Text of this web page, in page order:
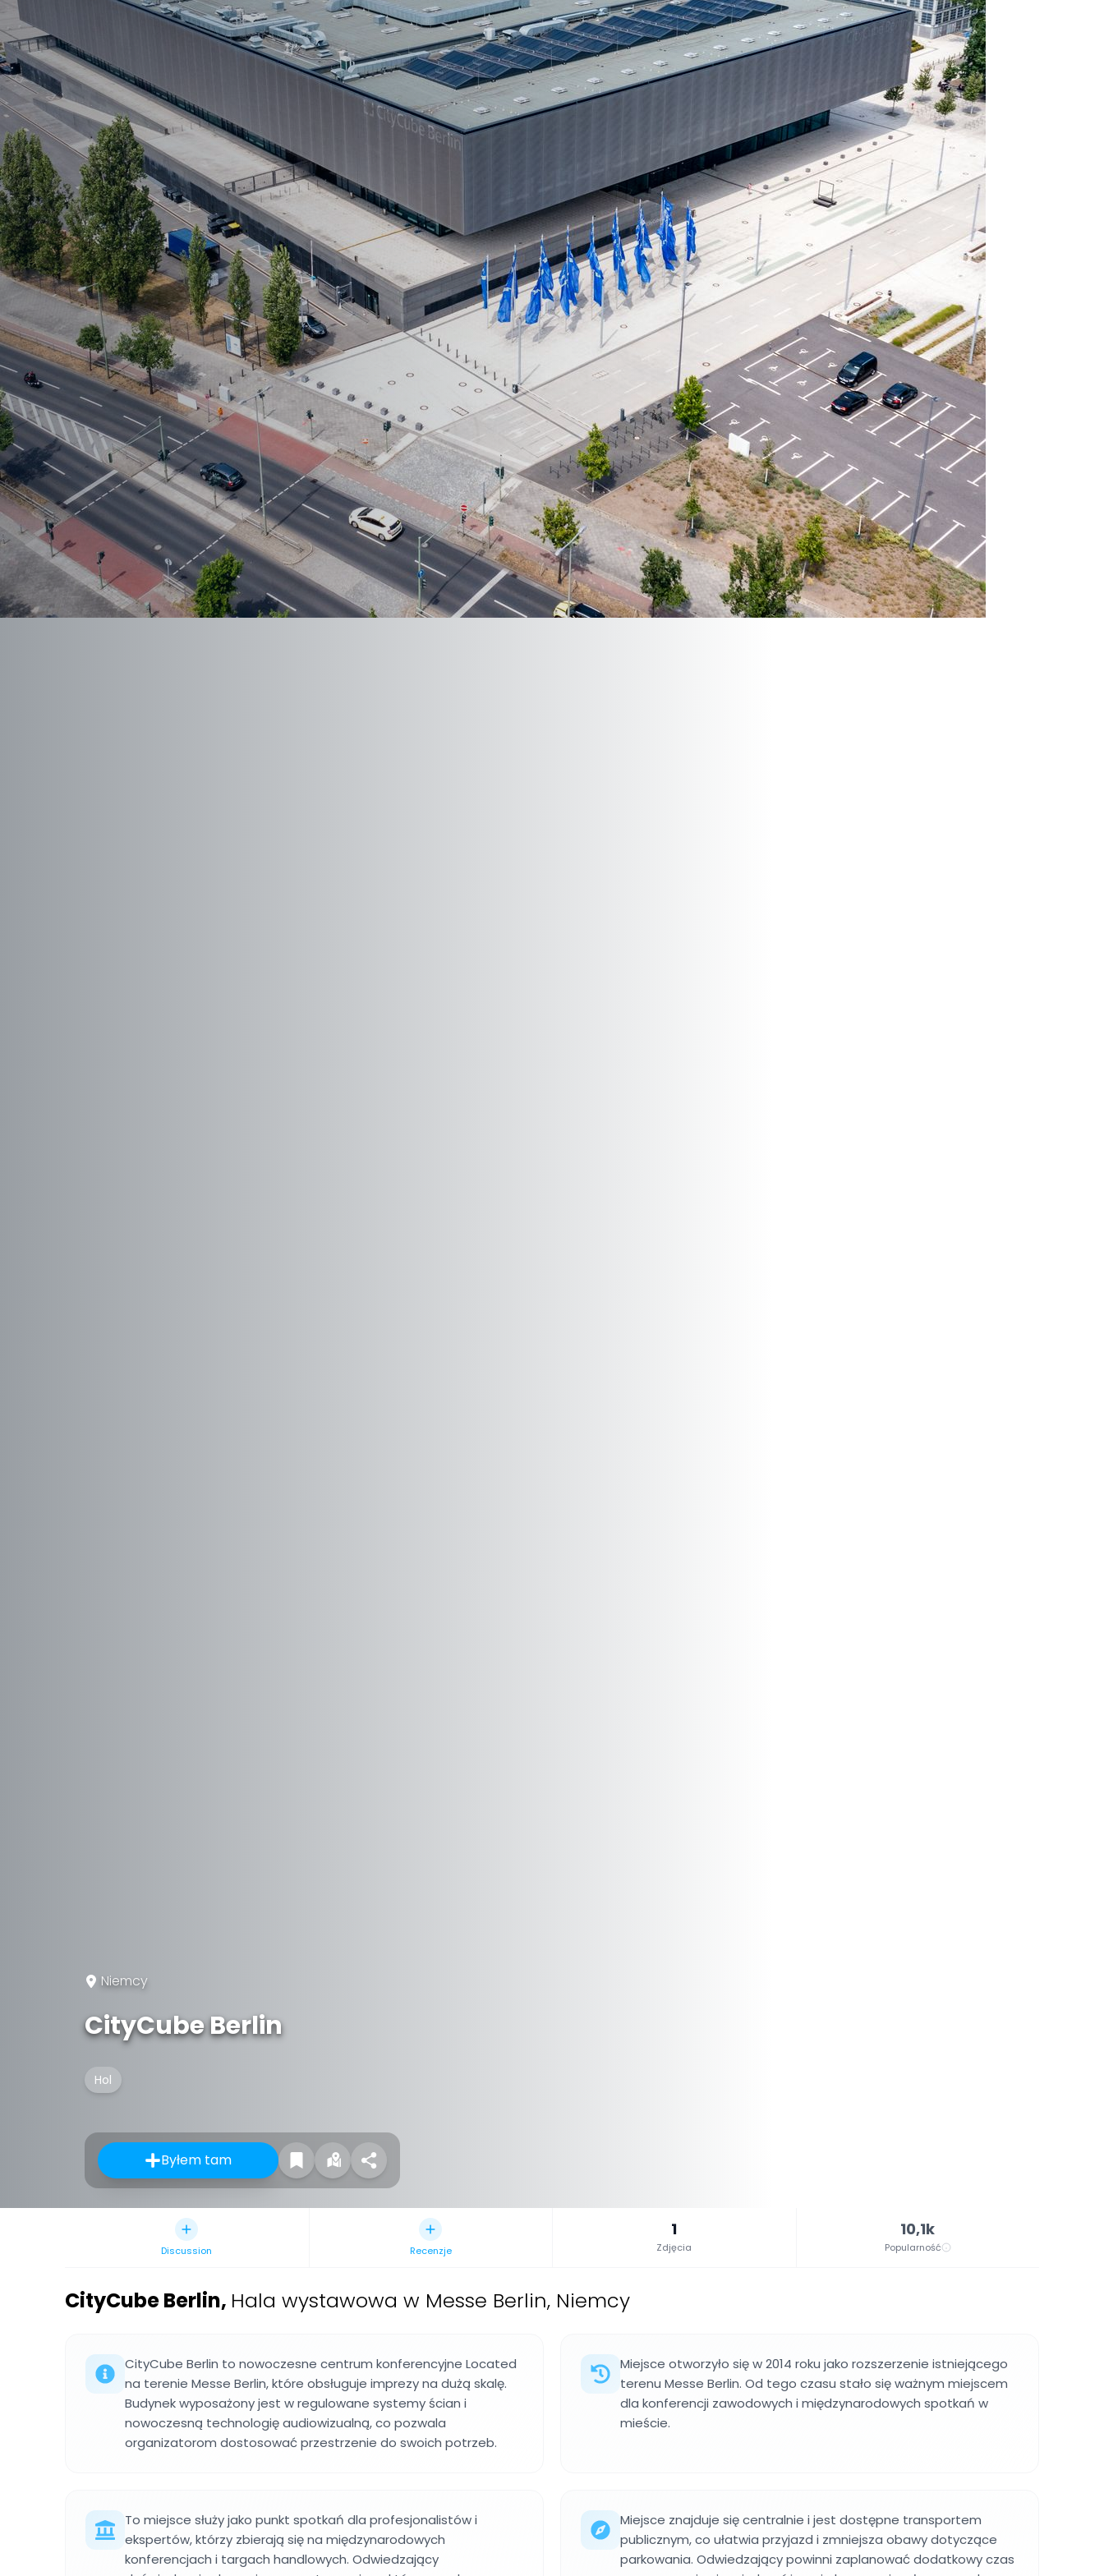
Niemcy
CityCube Berlin
Hol
Byłem tam
Discussion Recenzje
1
Zdjęcia
10,1k
Popularność
CityCube Berlin, Hala wystawowa w Messe Berlin, Niemcy
CityCube Berlin to nowoczesne centrum konferencyjne Located
na terenie Messe Berlin, które obsługuje imprezy na dużą skalę.
Budynek wyposażony jest w regulowane systemy ścian i
nowoczesną technologię audiowizualną, co pozwala
organizatorom dostosować przestrzenie do swoich potrzeb.
Miejsce otworzyło się w 2014 roku jako rozszerzenie istniejącego
terenu Messe Berlin. Od tego czasu stało się ważnym miejscem
dla konferencji zawodowych i międzynarodowych spotkań w
mieście.
To miejsce służy jako punkt spotkań dla profesjonalistów i
ekspertów, którzy zbierają się na międzynarodowych
konferencjach i targach handlowych. Odwiedzający
Miejsce znajduje się centralnie i jest dostępne transportem
publicznym, co ułatwia przyjazd i zmniejsza obawy dotyczące
parkowania. Odwiedzający powinni zaplanować dodatkowy czas